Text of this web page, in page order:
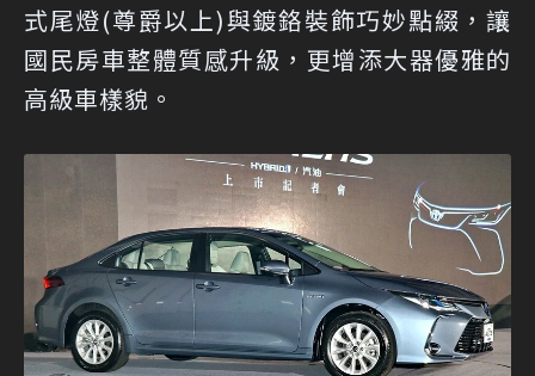
式尾燈(尊爵以上)與鍍鉻裝飾巧妙點綴，讓
國民房車整體質感升級，更增添大器優雅的
高級車樣貌。